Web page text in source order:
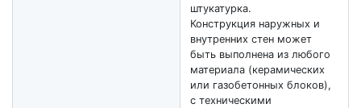
штукатурка.
Конструкция наружных и
внутренних стен может
быть выполнена из любого
материала (керамических
или газобетонных блоков),
с техническими